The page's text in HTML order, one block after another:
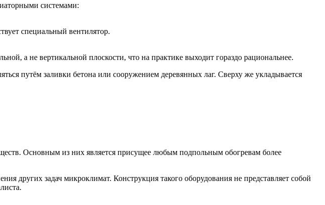
системами:
специальный вентилятор.
а не вертикальной плоскости, что на практике выходит гораздо рациональнее.
путём заливки бетона или сооружением деревянных лаг. Сверху же укладывается
Основным из них является присущее любым подпольным обогревам более
других задач микроклимат. Конструкция такого оборудования не представляет собой